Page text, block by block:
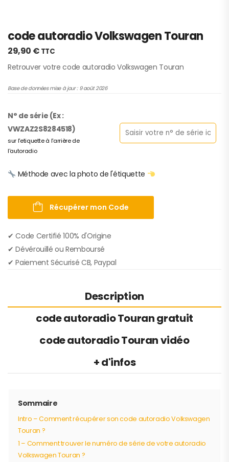
code autoradio Volkswagen Touran
29,90 € TTC
Retrouver votre code autoradio Volkswagen Touran
Base de données mise à jour : 9 août 2026
N° de série (Ex :
VWZAZ2S8284518)
sur l'etiquette à l'arrière de
l'autoradio
Méthode avec la photo de l'étiquette
Récupérer mon Code
✔︎ Code Certifié 100% d'Origine
✔︎ Dévérouillé ou Remboursé
✔︎ Paiement Sécurisé CB, Paypal
Description
code autoradio Touran gratuit
code autoradio Touran vidéo
+ d'infos
Sommaire
Intro – Comment récupérer son code autoradio Volkswagen
Touran ?
1 – Comment trouver le numéro de série de votre autoradio
Volkswagen Touran ?